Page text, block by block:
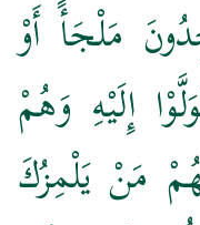
مَلْجَأً أَوْ
إِلَيْهِ وَهُمْ
مَنْ يَلْمِزُكَ